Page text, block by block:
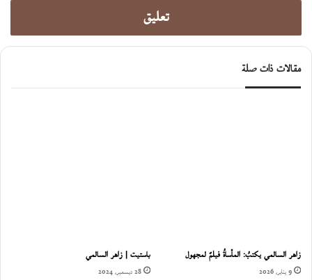
تعليق
مقالات ذات صلة
زاهر السالمي يكتبُ: المأساةُ فيلمٌ لمجهول
9 يناير، 2026
باستيت | زاهر السالمي
28 ديسمبر، 2024